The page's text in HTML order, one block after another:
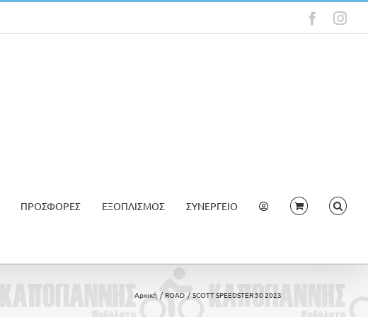
ΠΡΟΣΦΟΡΕΣ ΕΞΟΠΛΙΣΜΟΣ ΣΥΝΕΡΓΕΙΟ
Αρχική ROAD SCOTT SPEEDSTER 50 2023